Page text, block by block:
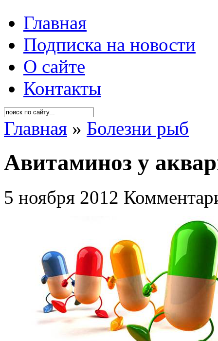
Главная
Подписка на новости
О сайте
Контакты
Главная » Болезни рыб
Авитаминоз у
5 ноября 2012